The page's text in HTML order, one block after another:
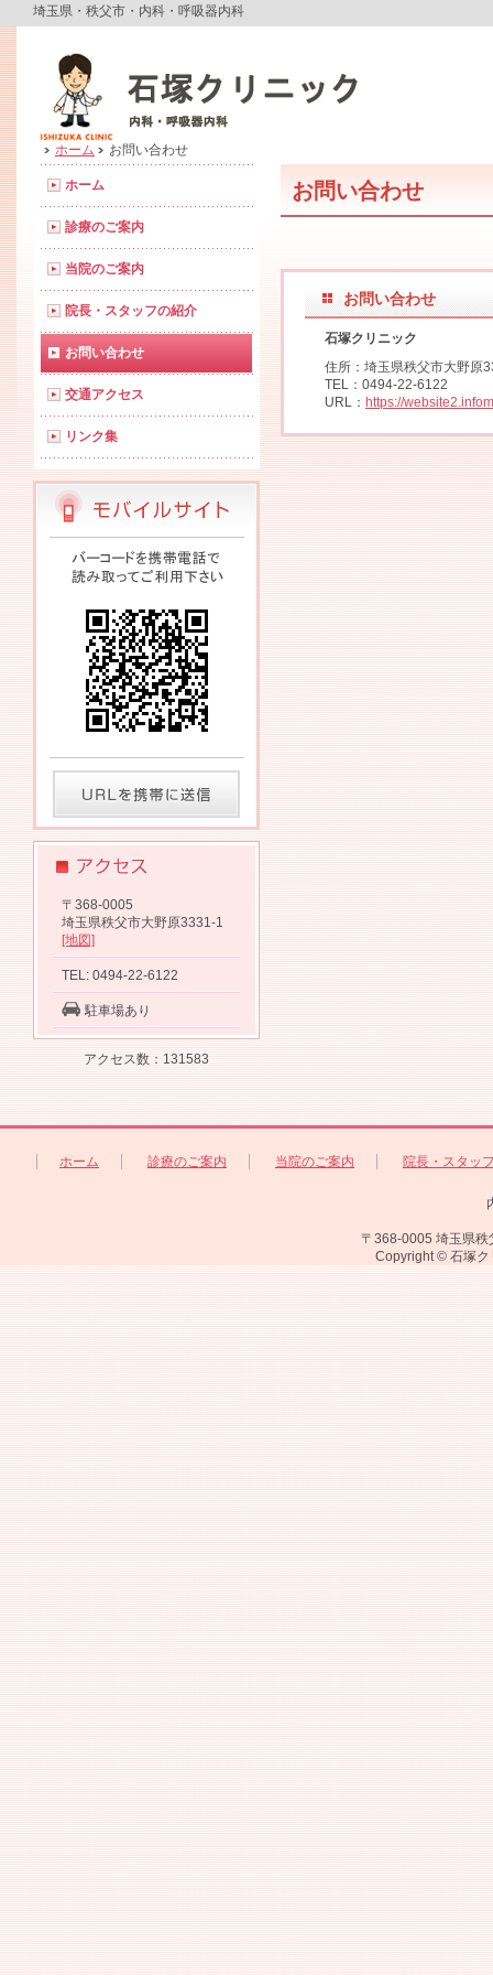
埼玉県・秩父市・内科・呼吸器内科
ホーム お問い合わせ
お問い合わせ
お問い合わせ
石塚クリニック
住所：埼玉県秩父市大野原
TEL：0494-22-6122
URL： https://
ホーム
診療のご案内
当院のご案内
院長・スタッフの紹介
お問い合わせ
交通アクセス
リンク集
〒368-0005
埼玉県秩父市大野原3331-1
[地図]
TEL: 0494-22-6122
駐車場あり
アクセス数：131583
ホーム 診療のご案内 当院のご案内 院長・スタッ
〒368-0005 埼玉県
Copyright © 石塚ク